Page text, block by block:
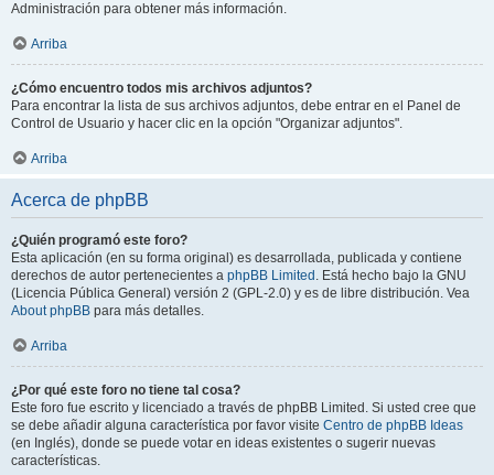
Administración para obtener más información.
Arriba
¿Cómo encuentro todos mis archivos adjuntos?
Para encontrar la lista de sus archivos adjuntos, debe entrar en el Panel de
Control de Usuario y hacer clic en la opción "Organizar adjuntos".
Arriba
Acerca de phpBB
¿Quién programó este foro?
Esta aplicación (en su forma original) es desarrollada, publicada y contiene
derechos de autor pertenecientes a phpBB Limited . Está hecho bajo la GNU
(Licencia Pública General) versión 2 (GPL-2.0) y es de libre distribución. Vea
About phpBB para más detalles.
Arriba
¿Por qué este foro no tiene tal cosa?
Este foro fue escrito y licenciado a través de phpBB Limited. Si usted cree que
se debe añadir alguna característica por favor visite Centro de phpBB Ideas
(en Inglés), donde se puede votar en ideas existentes o sugerir nuevas
características.